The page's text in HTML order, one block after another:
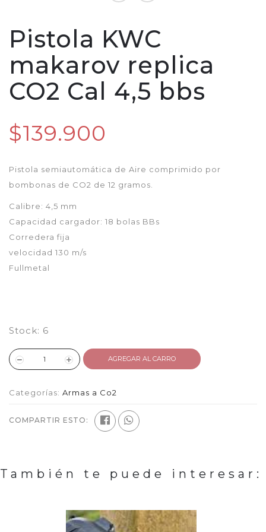
Pistola KWC
makarov replica
CO2 Cal 4,5 bbs
$139.900
Pistola semiautomática de Aire comprimido por
bombonas de CO2 de 12 gramos.
Calibre: 4,5 mm
Capacidad cargador: 18 bolas BBs
Corredera fija
velocidad 130 m/s
Fullmetal
Stock: 6
AGREGAR AL CARRO
Categorías: Armas a Co2
COMPARTIR ESTO:
También te puede interesar: